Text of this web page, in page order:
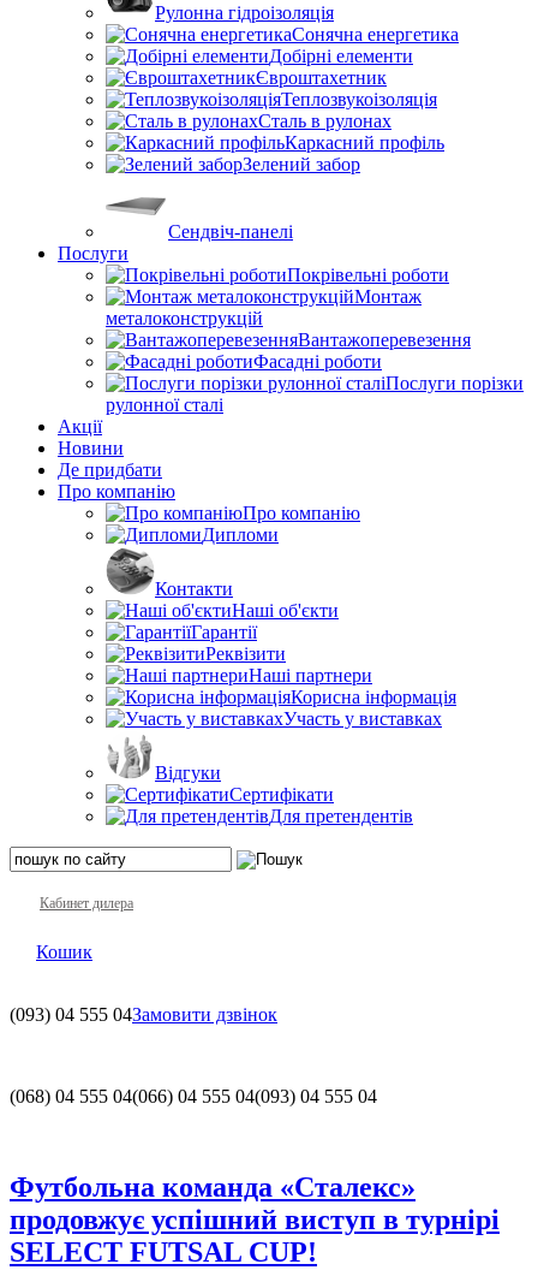
Рулонна гідроізоляція
Сонячна енергетика
Добірні елементи
Євроштахетник
Теплозвукоізоляція
Сталь в рулонах
Каркасний профіль
Зелений забор
Сендвіч-панелі
Послуги
Покрівельні роботи
Монтаж
металоконструкцій
Вантажоперевезення
Фасадні роботи
Послуги порізки
рулонної сталі
Акції
Новини
Де придбати
Про компанію
Про компанію
Дипломи
Контакти
Наші об'єкти
Гарантії
Реквізити
Наші партнери
Корисна інформація
Участь у виставках
Відгуки
Сертифікати
Для претендентів
Кабинет дилера
Кошик
(093) 04 555 04Замовити дзвінок
(068) 04 555 04(066) 04 555 04(093) 04 555 04
Футбольна команда «Сталекс»
продовжує успішний виступ в турнірі
SELECT FUTSAL CUP!